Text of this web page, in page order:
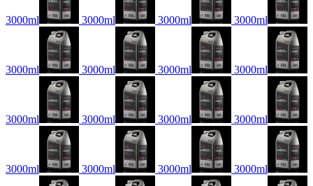
3000ml 3000ml 3000ml 3000ml
3000ml 3000ml 3000ml 3000ml
3000ml 3000ml 3000ml 3000ml
3000ml 3000ml 3000ml 3000ml